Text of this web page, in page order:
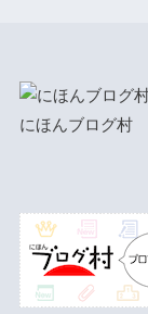
にほんブログ村